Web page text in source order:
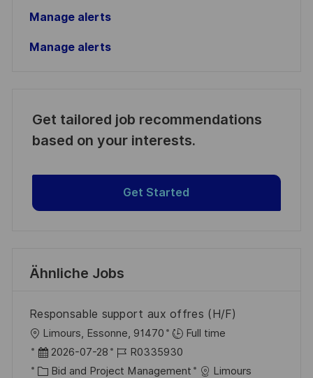
Manage alerts
Manage alerts
Get tailored job recommendations
based on your interests.
Get Started
Ähnliche Jobs
Responsable support aux offres (H/F)
O
r
t
Limours, Essonne, 91470
Full time
D
a
2026-07-28
J
o
R0335930
K
Bid and Project Management
Limours